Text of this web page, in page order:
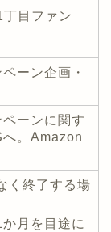
目ファン
ーン企画・
ーンに関す
。Amazon
く終了する場
月を目途に